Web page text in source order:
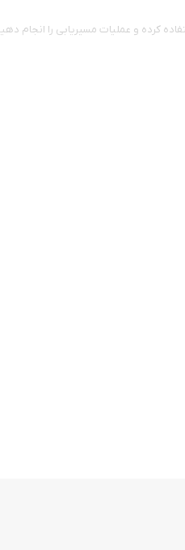
این قابلیت می‌توانید به
روی نقشه پیدا کنند.